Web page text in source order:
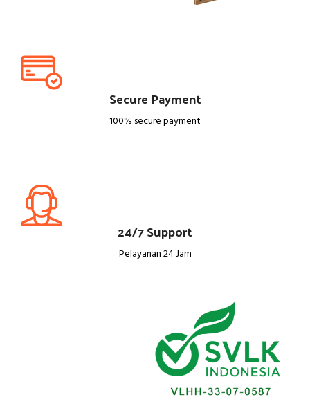
Furniture
LIHAT SEMUA Secure Payment
100% secure payment
24/7 Support
Pelayanan 24 Jam